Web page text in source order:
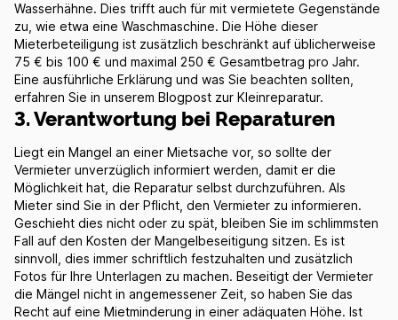
Wasserhähne. Dies trifft auch für mit vermietete Gegenstände
zu, wie etwa eine Waschmaschine. Die Höhe dieser
Mieterbeteiligung ist zusätzlich beschränkt auf üblicherweise
75 € bis 100 € und maximal 250 € Gesamtbetrag pro Jahr.
Eine ausführliche Erklärung und was Sie beachten sollten,
erfahren Sie in unserem Blogpost zur Kleinreparatur.
3. Verantwortung bei Reparaturen
Liegt ein Mangel an einer Mietsache vor, so sollte der
Vermieter unverzüglich informiert werden, damit er die
Möglichkeit hat, die Reparatur selbst durchzuführen. Als
Mieter sind Sie in der Pflicht, den Vermieter zu informieren.
Geschieht dies nicht oder zu spät, bleiben Sie im schlimmsten
Fall auf den Kosten der Mangelbeseitigung sitzen. Es ist
sinnvoll, dies immer schriftlich festzuhalten und zusätzlich
Fotos für Ihre Unterlagen zu machen. Beseitigt der Vermieter
die Mängel nicht in angemessener Zeit, so haben Sie das
Recht auf eine Mietminderung in einer adäquaten Höhe. Ist